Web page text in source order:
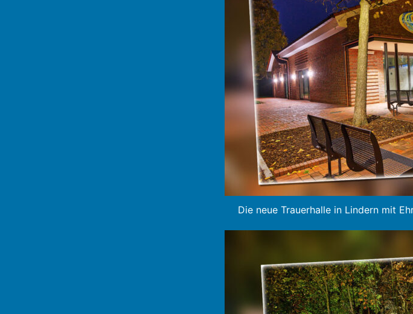
Die neue Trauerhalle in Lindern mit